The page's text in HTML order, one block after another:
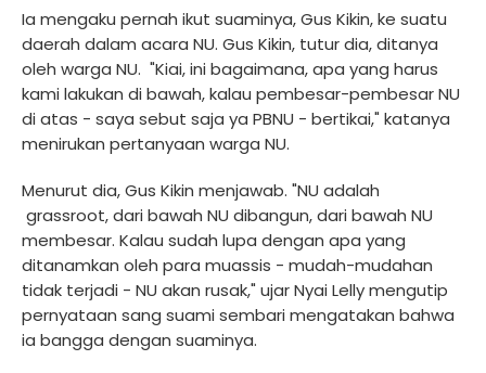
Ia mengaku pernah ikut suaminya, Gus Kikin, ke suatu
daerah dalam acara NU. Gus Kikin, tutur dia, ditanya
oleh warga NU. "Kiai, ini bagaimana, apa yang harus
kami lakukan di bawah, kalau pembesar-pembesar NU
di atas - saya sebut saja ya PBNU - bertikai," katanya
menirukan pertanyaan warga NU.
Menurut dia, Gus Kikin menjawab. "NU adalah
grassroot, dari bawah NU dibangun, dari bawah NU
membesar. Kalau sudah lupa dengan apa yang
ditanamkan oleh para muassis - mudah-mudahan
tidak terjadi - NU akan rusak," ujar Nyai Lelly mengutip
pernyataan sang suami sembari mengatakan bahwa
ia bangga dengan suaminya.